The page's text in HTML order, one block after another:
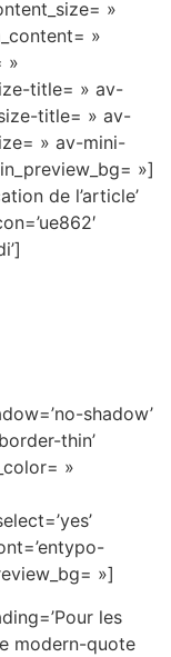
»
»
»
title= » av-
title= » av-
» av-mini-
»]
de l’article’
shadow’
thin’
»
»]
les
modern-quote